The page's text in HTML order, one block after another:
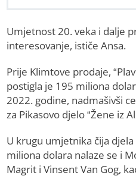
Umjetnost 20. veka i dalje
interesovanje, ističe Ansa.
Prije Klimtove prodaje,
postigla je 195 miliona
2022. godine, nadmašivši
za Pikasovo djelo “Žene iz
U krugu umjetnika čija
miliona dolara nalaze se i
Magrit i Vinsent Van Gog,